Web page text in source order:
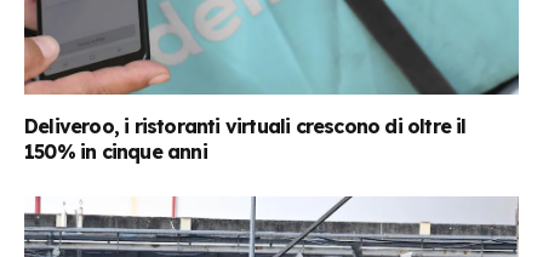
Deliveroo, i ristoranti virtuali crescono di oltre il
150% in cinque anni